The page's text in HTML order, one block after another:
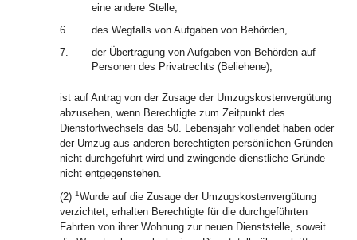
eine andere Stelle,
6.
des Wegfalls von Aufgaben von Behörden,
7.
der Übertragung von Aufgaben von Behörden auf
Personen des Privatrechts (Beliehene),
ist auf Antrag von der Zusage der Umzugskostenvergütung
abzusehen, wenn Berechtigte zum Zeitpunkt des
Dienstortwechsels das 50. Lebensjahr vollendet haben oder
der Umzug aus anderen berechtigten persönlichen Gründen
nicht durchgeführt wird und zwingende dienstliche Gründe
nicht entgegenstehen.
(2) 1Wurde auf die Zusage der Umzugskostenvergütung
verzichtet, erhalten Berechtigte für die durchgeführten
Fahrten von ihrer Wohnung zur neuen Dienststelle, soweit